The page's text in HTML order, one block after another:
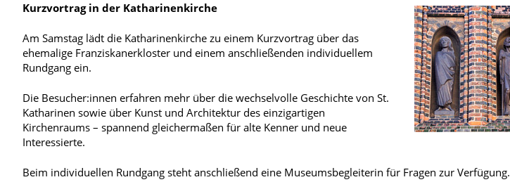
Kurzvortrag in der Katharinenkirche
Am Samstag lädt die Katharinenkirche zu einem Kurzvortrag über das
ehemalige Franziskanerkloster und einem anschließenden individuellem
Rundgang ein.
Die Besucher:innen erfahren mehr über die wechselvolle Geschichte von St.
Katharinen sowie über Kunst und Architektur des einzigartigen
Kirchenraums – spannend gleichermaßen für alte Kenner und neue
Interessierte.
Beim individuellen Rundgang steht anschließend eine Museumsbegleiterin für Fragen zur Verfügung.